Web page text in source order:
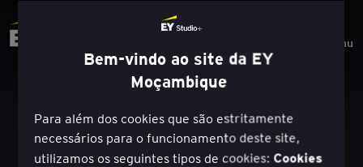
Menu
Bem-vindo ao site da EY
Moçambique
Para além dos cookies que são estritamente
necessários para o funcionamento deste site,
utilizamos os seguintes tipos de cookies: Cookies